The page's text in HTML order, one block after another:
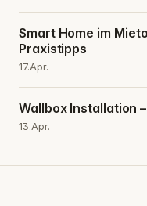
Smart Home im
Praxistipps
17.Apr.
Wallbox Installation
13.Apr.